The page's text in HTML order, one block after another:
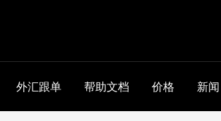
外汇跟单 帮助文档 价格 新闻